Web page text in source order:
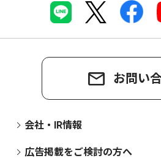
お問い
会社・IR情報
広告掲載をご検討の方へ